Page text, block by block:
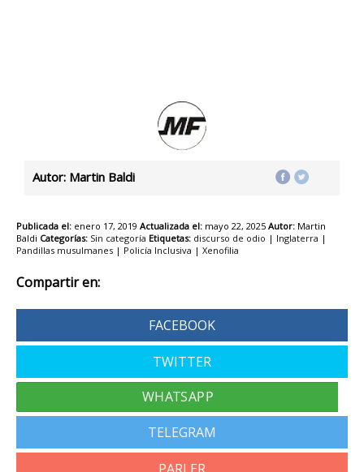
Autor: Martin Baldi
Publicada el: enero 17, 2019 Actualizada el: mayo 22, 2025 Autor: Martin
Baldi Categorías: Sin categoría Etiquetas: discurso de odio | Inglaterra |
Pandillas musulmanes | Policía Inclusiva | Xenofilia
Compartir en:
FACEBOOK
TWITTER
TELEGRAM